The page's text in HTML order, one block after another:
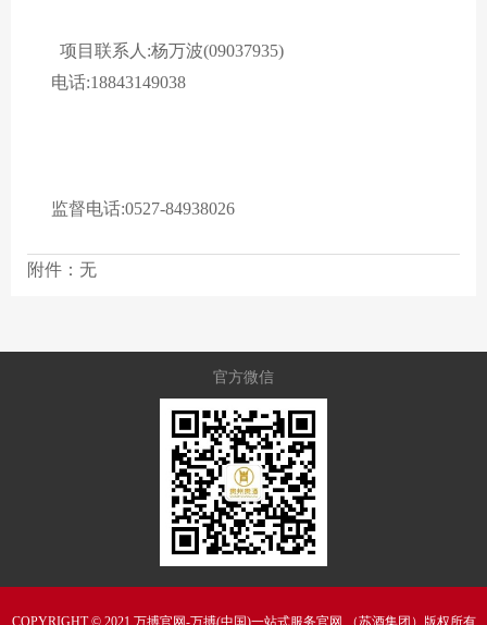
项目联系人:杨万波(09037935)
电话:18843149038
监督电话:0527-84938026
附件：无
官方微信